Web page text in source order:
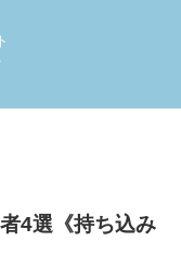
4選《持ち込み